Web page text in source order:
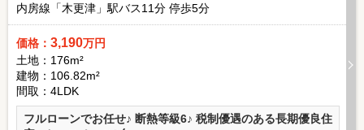
内房線「木更津」駅バス11分 停歩5分
価格： 3,190万円
土地：176m²
建物：106.82m²
間取：4LDK
フルローンでお任せ♪ 断熱等級6♪ 税制優遇のある長期優良住